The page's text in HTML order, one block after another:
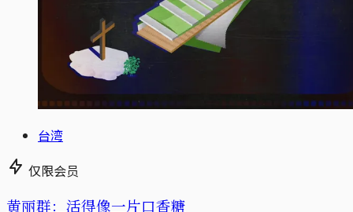
台湾
仅限会员
黄丽群：活得像一片口香糖